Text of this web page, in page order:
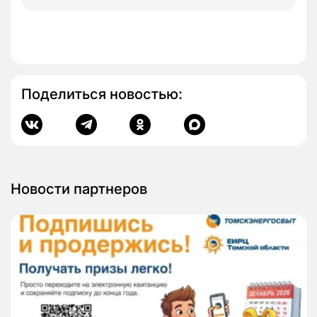
Поделиться новостью:
Новости партнеров